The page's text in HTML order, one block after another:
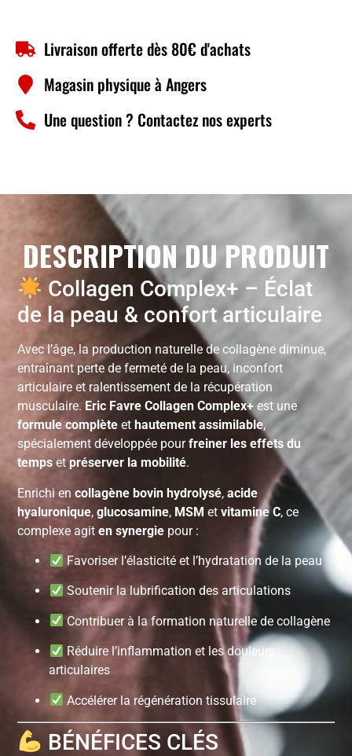
Livraison offerte dès 80€ d'achats
Magasin physique à Angers
Une question ? Contactez nos experts
DESCRIPTION DU PRODUIT
Collagen Complex+ – Éclat
de la peau & confort articulaire
Avec l’âge, la production naturelle de collagène diminue,
entraînant perte de fermeté de la peau, inconfort
articulaire et ralentissement de la récupération
musculaire. Eric Favre Collagen Complex+ est une
formule complète et hautement assimilable,
spécialement développée pourfreiner les effets du
temps et préserver la mobilité.
Enrichi encollagène bovin hydrolysé,acide
hyaluronique,glucosamine, MSM etvitamine C, ce
complexe agiten synergie pour :
Favoriser l’élasticité et l’hydratation de la peau
Soutenir la lubrification des articulations
Contribuer à la formation naturelle de collagène
Réduire l’inflammation et les douleurs
articulaires
Accélérer la régénération tissulaire
BÉNÉFICES CLÉS